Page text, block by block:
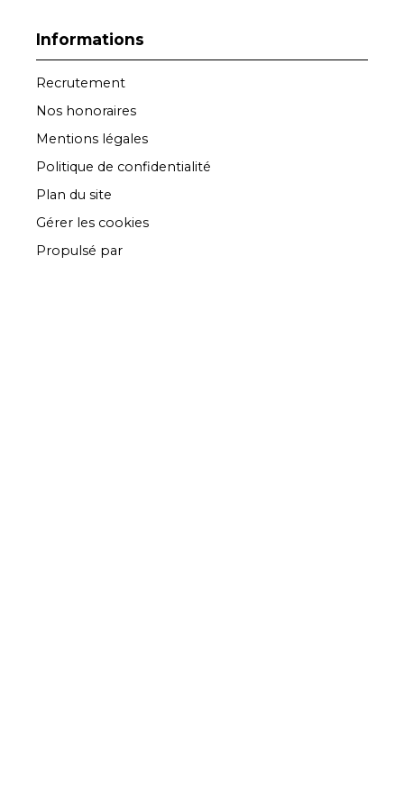
Informations
Recrutement
Nos honoraires
Mentions légales
Politique de confidentialité
Plan du site
Gérer les cookies
Propulsé par